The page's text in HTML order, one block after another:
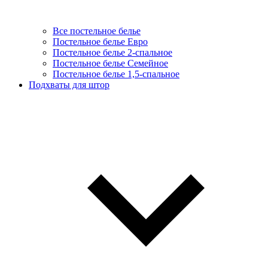
Все постельное белье
Постельное белье Евро
Постельное белье 2-спальное
Постельное белье Семейное
Постельное белье 1,5-спальное
Подхваты для штор